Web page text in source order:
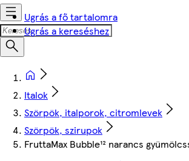
Ugrás a fő tartalomra
Ugrás a kereséshez
Italok
Szörpök, italporok, citromlevek
Szörpök, szirupok
FruttaMax Bubble¹² narancs